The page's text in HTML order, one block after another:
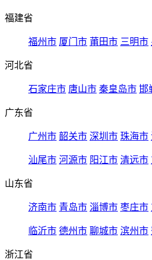
福建省
福州市 厦门市 莆田市 三明市
河北省
石家庄市 唐山市 秦皇岛市 邯
广东省
广州市 韶关市 深圳市 珠海市
汕尾市 河源市 阳江市 清远市
山东省
济南市 青岛市 淄博市 枣庄市
临沂市 德州市 聊城市 滨州市
浙江省